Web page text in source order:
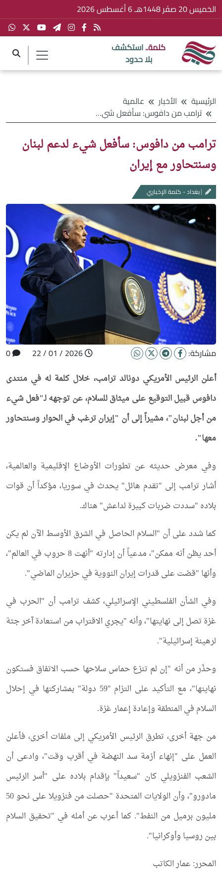
الخميس 20 صفَر 1448هـ 6 أغسطس 2026
كلمة..استكشف
بلا حدود
الرئيسية الأخبار
عالمية
ترامب من دافوس: سأفعل شيء لدعم لبنان وسنتحاور مع إيران
ترامب من دافوس: سأفعل شيء لدعم لبنان
وسنتحاور مع إيران
بغداد - كلمة الإخباري
مشاركة:
أعلن الرئيس الأمريكي دونالد ترامب، خلال كلمة له في منتدى
دافوس قبيل التوقيع على ميثاق للسلام، عن توجهه لـ"فعل شيء
من أجل لبنان"، مشيراً إلى أن "إيران ترغب في الحوار وسنتحاور
معها".
وفي معرض حديثه عن تطورات الأوضاع الإقليمية والعالمية،
أشار ترامب إلى "تقدم هائل" يحدث في سوريا، مؤكداً أن قوات
بلاده "سددت ضربات كبيرة لداعش" هناك.
كما شدد على أن "السلام الحاصل في الشرق الأوسط الآن لم يكن
أحد يظن أنه ممكن"، مدعياً أن إدارته "أنهت 8 حروب في العالم"،
وأنها "قضت على قدرات إيران النووية في حزيران الماضي".
وفي الشأن الفلسطيني الإسرائيلي، كشف ترامب أن "الحرب في
غزة تصل إلى نهايتها"، وأنه "يجري الاقتراب من استعادة آخر جثة
لرهينة إسرائيلية".
وحذّر من أنه "إن لم تنزع حماس سلاحها حسب الاتفاق فستكون
نهايتها"، مع التأكيد على التزام "59 دولة" بمشاركتها في إحلال
السلام في المنطقة وإعادة إعمار غزة.
من جهة أخرى، تطرق الرئيس الأمريكي إلى ملفات أخرى، فأعلن
العمل على "إنهاء أزمة سد النهضة في أقرب وقت"، وادعى أن
الشعب الفنزويلي كان "سعيداً" بإقدام بلاده على "أسر الرئيس
مادورو"، وأن الولايات المتحدة "حصلت من فنزويلا على نحو 50
مليون برميل من النفط". كما أعرب عن أمله في "تحقيق السلام
بين روسيا وأوكرانيا".
المحرر: عمار الكاتب